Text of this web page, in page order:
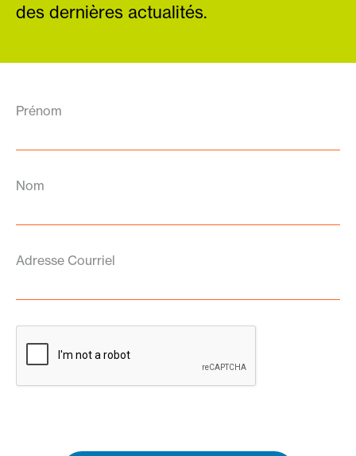
des dernières actualités.
Prénom
Nom
Adresse Courriel